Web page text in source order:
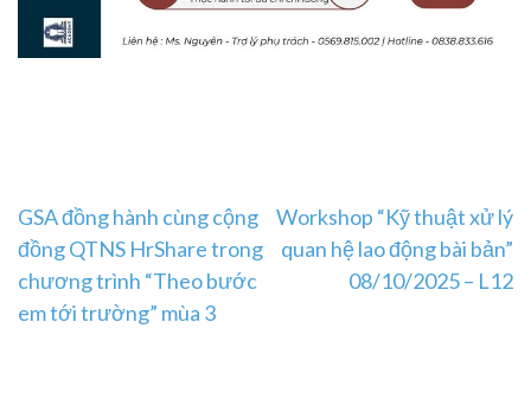
Post
navigation
GSA đồng hành cùng cộng
đồng QTNS HrShare trong
chương trình “Theo bước
em tới trường” mùa 3
Workshop “Kỹ thuật xử lý
quan hệ lao động bài bản”
08/10/2025 – L12